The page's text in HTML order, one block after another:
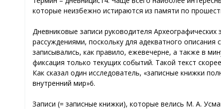
которые неизбежно истираются из памяти по
Дневниковые записи руководителя
рассуждениями, поскольку для адекватного
записывались, как правило, ежевечерне, а также в
фиксация только текущих событий. Такой текст
Как сказал один исследователь, «записные книжки
внутренний мир»6.
Записи (= записные книжки), которые велись М. А.